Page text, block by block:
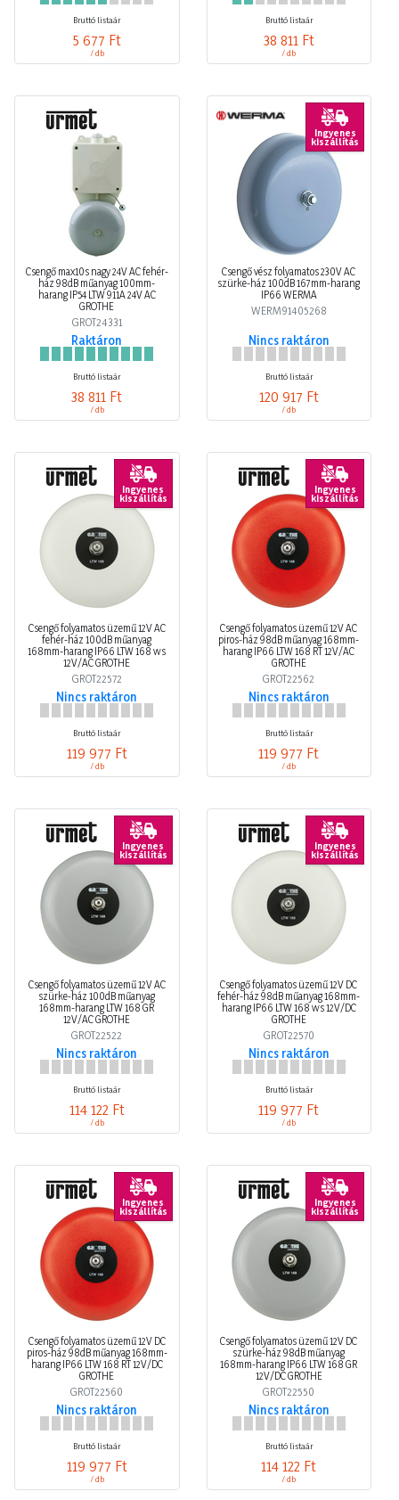
Bruttó listaár
5 677 Ft
/ db
Bruttó listaár
38 811 Ft
/ db
Csengő max10s nagy 24V AC fehér-
ház 98dB műanyag 100mm-
harang IP54 LTW 911A 24V AC
GROTHE
GROT24331
Raktáron
Bruttó listaár
38 811 Ft
/ db
Ingyenes
kiszállítás
Csengő vész folyamatos 230V AC
szürke-ház 100dB 167mm-harang
IP66 WERMA
WERM91405268
Nincs raktáron
Bruttó listaár
120 917 Ft
/ db
Ingyenes
kiszállítás
Csengő folyamatos üzemű 12V AC
fehér-ház 100dB műanyag
168mm-harang IP66 LTW 168 ws
12V/AC GROTHE
GROT22572
Nincs raktáron
Bruttó listaár
119 977 Ft
/ db
Ingyenes
kiszállítás
Csengő folyamatos üzemű 12V AC
piros-ház 98dB műanyag 168mm-
harang IP66 LTW 168 RT 12V/AC
GROTHE
GROT22562
Nincs raktáron
Bruttó listaár
119 977 Ft
/ db
Ingyenes
kiszállítás
Csengő folyamatos üzemű 12V AC
szürke-ház 100dB műanyag
168mm-harang LTW 168 GR
12V/AC GROTHE
GROT22522
Nincs raktáron
Bruttó listaár
114 122 Ft
/ db
Ingyenes
kiszállítás
Csengő folyamatos üzemű 12V DC
fehér-ház 98dB műanyag 168mm-
harang IP66 LTW 168 ws 12V/DC
GROTHE
GROT22570
Nincs raktáron
Bruttó listaár
119 977 Ft
/ db
Ingyenes
kiszállítás
Csengő folyamatos üzemű 12V DC
piros-ház 98dB műanyag 168mm-
harang IP66 LTW 168 RT 12V/DC
GROTHE
GROT22560
Nincs raktáron
Bruttó listaár
119 977 Ft
/ db
Ingyenes
kiszállítás
Csengő folyamatos üzemű 12V DC
szürke-ház 98dB műanyag
168mm-harang IP66 LTW 168 GR
12V/DC GROTHE
GROT22550
Nincs raktáron
Bruttó listaár
114 122 Ft
/ db